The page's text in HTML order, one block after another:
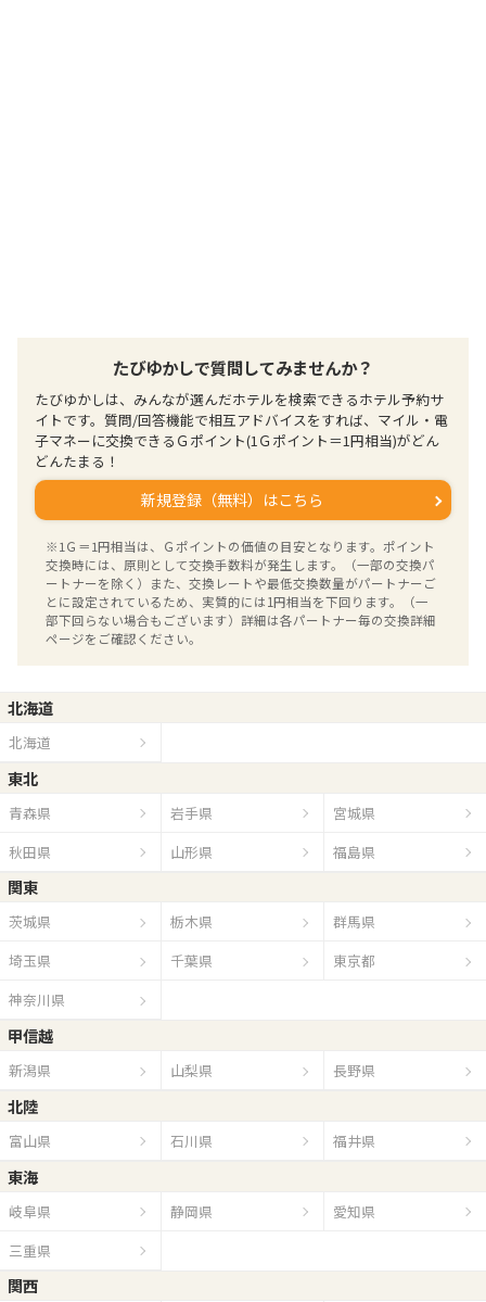
たびゆかしで質問してみませんか？
たびゆかしは、みんなが選んだホテルを検索できるホテル予約サ
イトです。質問/回答機能で相互アドバイスをすれば、マイル・電
子マネーに交換できるＧポイント(1Ｇポイント＝1円相当)がどん
どんたまる！
新規登録（無料）はこちら
※1Ｇ＝1円相当は、Ｇポイントの価値の目安となります。ポイント
交換時には、原則として交換手数料が発生します。（一部の交換パ
ートナーを除く）また、交換レートや最低交換数量がパートナーご
とに設定されているため、実質的には1円相当を下回ります。（一
部下回らない場合もございます）詳細は各パートナー毎の交換詳細
ページをご確認ください。
北海道
北海道
東北
青森県 岩手県
宮城県
秋田県
山形県 福島県
関東
茨城県 栃木県
群馬県
埼玉県
千葉県
東京都
神奈川県
甲信越
新潟県 山梨県 長野県
北陸
富山県 石川県 福井県
東海
岐阜県 静岡県
愛知県
三重県
関西